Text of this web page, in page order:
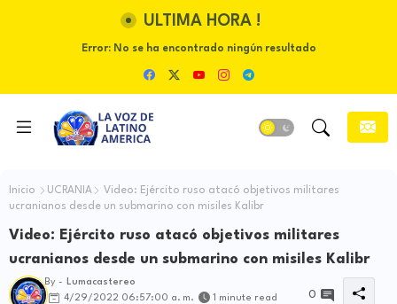
ULTIMA HORA !
Error:No se ha encontrado ningún resultado
Inicio UCRANIA
Video: Ejército ruso atacó objetivos militares
ucranianos desde un submarino con misiles Kalibr
Video: Ejército ruso atacó objetivos militares
ucranianos desde un submarino con misiles Kalibr
By -
Lumacastereo
4/29/2022 06:57:00 a. m.
1 minute read 0